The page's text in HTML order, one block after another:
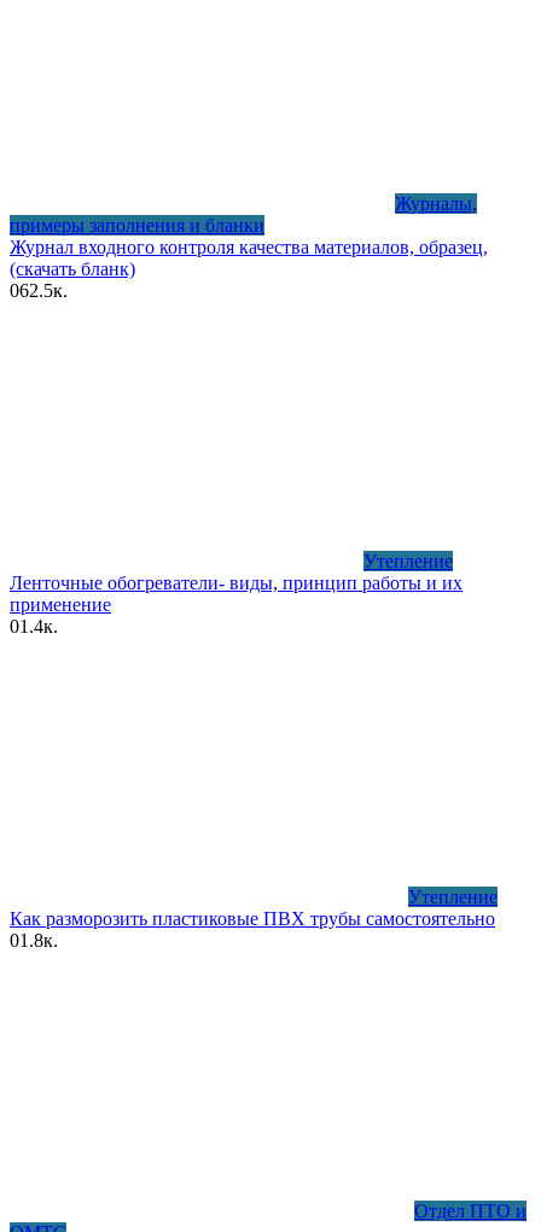
Журналы,
примеры заполнения и бланки
Журнал входного контроля качества материалов, образец,
(скачать бланк)
062.5к.
Утепление
Ленточные обогреватели- виды, принцип работы и их
применение
01.4к.
Утепление
Как разморозить пластиковые ПВХ трубы самостоятельно
01.8к.
Отдел ПТО и